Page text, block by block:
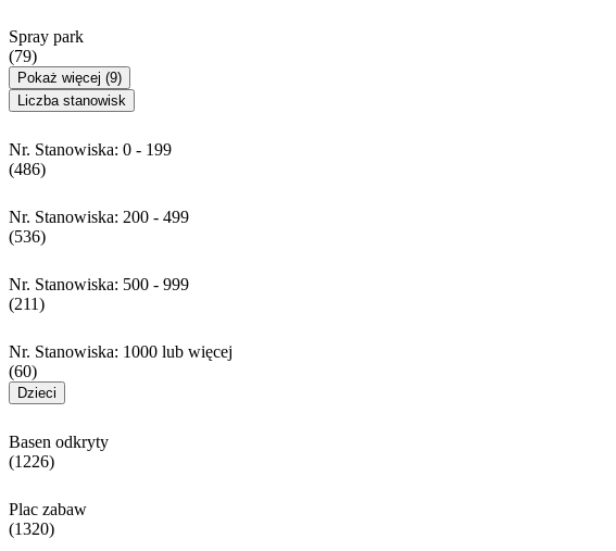
Spray park
(79)
Pokaż więcej (9)
Liczba stanowisk
Nr. Stanowiska: 0 - 199
(486)
Nr. Stanowiska: 200 - 499
(536)
Nr. Stanowiska: 500 - 999
(211)
Nr. Stanowiska: 1000 lub więcej
(60)
Dzieci
Basen odkryty
(1226)
Plac zabaw
(1320)